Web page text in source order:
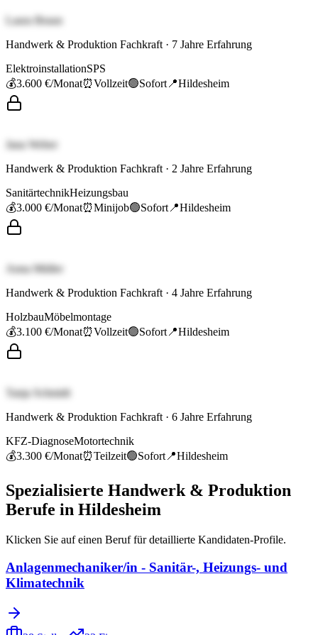
Laura Braun
Handwerk & Produktion Fachkraft · 7 Jahre Erfahrung
ElektroinstallationSPS
💰3.600 €/Monat⏰Vollzeit🟢Sofort 📍Hildesheim
Jana Weber
Handwerk & Produktion Fachkraft · 2 Jahre Erfahrung
SanitärtechnikHeizungsbau
💰3.000 €/Monat⏰Minijob🟢Sofort 📍Hildesheim
Anna Müller
Handwerk & Produktion Fachkraft · 4 Jahre Erfahrung
HolzbauMöbelmontage
💰3.100 €/Monat⏰Vollzeit🟢Sofort 📍Hildesheim
Tanja Schmidt
Handwerk & Produktion Fachkraft · 6 Jahre Erfahrung
KFZ-DiagnoseMotortechnik
💰3.300 €/Monat⏰Teilzeit🟢Sofort 📍Hildesheim
Spezialisierte Handwerk & Produktion
Berufe in Hildesheim
Klicken Sie auf einen Beruf für detaillierte Kandidaten-Profile.
Anlagenmechaniker/in - Sanitär-, Heizungs- und
Klimatechnik